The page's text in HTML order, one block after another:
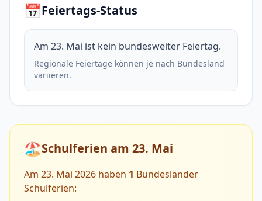
📅Feiertags-Status
Am 23. Mai ist kein bundesweiter Feiertag.
Regionale Feiertage können je nach Bundesland
variieren.
🏖️Schulferien am 23. Mai
Am 23. Mai 2026 haben 1 Bundesländer
Schulferien: